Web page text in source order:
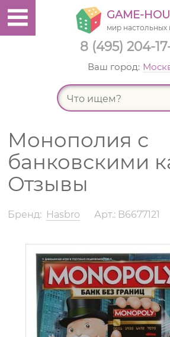
8 (495) 204-
GAME-
мир настольных
Ваш город:
Монополия с
банковскими
Отзывы
Бренд: Hasbro Арт.: B6677121